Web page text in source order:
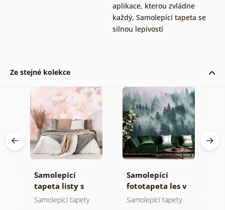
aplikace, kterou zvládne
každý, Samolepící tapeta se
silnou lepivostí
Ze stejné kolekce
Samolepící
tapeta listy s
pastelovým
Samolepící tapety
Samolepící
fototapeta les v
mlze
Samolepící tapety